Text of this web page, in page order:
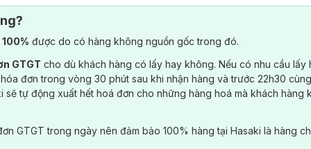
được do có hàng không nguồn gốc trong đó.
GTGT cho dù khách hàng có lấy hay không. Nếu có nhu cầu lấy
đơn trong vòng 30 phút sau khi nhận hàng và trước 22h30
sẽ tự động xuất hết hoá đơn cho những hàng hoá mà khách hàng
GTGT trong ngày nên đảm bảo 100% hàng tại Hasaki là hàng